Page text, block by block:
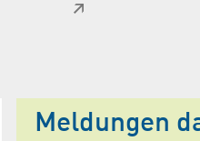
Meldungen